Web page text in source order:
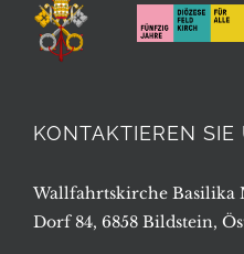
KONTAKTIEREN SIE
Wallfahrtskirche Basilika
Dorf 84, 6858 Bildstein,